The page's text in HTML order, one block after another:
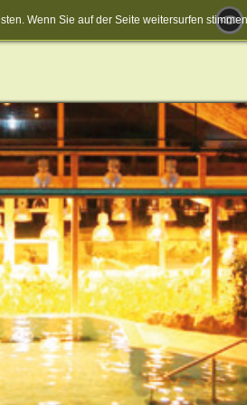
Wenn Sie auf der Seite weitersurfen